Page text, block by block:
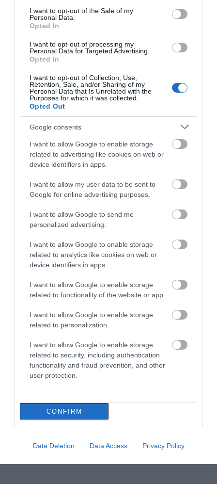
consent section.
I want to opt-out of the Sale of my
Personal Data.
Opted In
I want to opt-out of processing my
Personal Data for Targeted Advertising.
Opted In
I want to opt-out of Collection, Use,
Retention, Sale, and/or Sharing of my
Personal Data that Is Unrelated with the
Purposes for which it was collected.
Opted Out
Google consents
I want to allow Google to enable storage
related to advertising like cookies on web or
device identifiers in apps.
I want to allow my user data to be sent to
Google for online advertising purposes.
I want to allow Google to send me
personalized advertising.
I want to allow Google to enable storage
related to analytics like cookies on web or
device identifiers in apps.
I want to allow Google to enable storage
related to functionality of the website or app.
I want to allow Google to enable storage
related to personalization.
I want to allow Google to enable storage
related to security, including authentication
functionality and fraud prevention, and other
user protection.
CONFIRM
Data Deletion Data Access Privacy Policy
07.08.2026 | 14:00
Μεγάλο πανηγύρι απόψε με την
Χαρά Βέρρα στην Εύβοια – Η
περιοχή
07.08.2026 | 13:45
Νεκρός 75χρονος που είχε φύγει
για το χωράφι του
07.08.2026 | 13:30
Το evima.gr Αποκαλύπτει: Τρία
πυροσβεστικά οχήματα έφτασαν
στην Εύβοια! Που θα δοθούν
Συντάξεις: Ποιοι θα πάρουν
07.08.2026 | 13:00
Σκύρος: Επέστρεψαν
στην Εύβοια οι
πυροσβέστες που
φλόγες – Έφτασαν
στην Κύμη
Νέα αποκάλυψη του
ενισχύονται με
πυροσβεστικά
Μεγάλη προσοχή
δρόμος έχει γεμίσει με
Θλίψη στην Εύβοια: